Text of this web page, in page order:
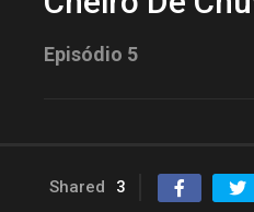
Episódio 5
Shared 3